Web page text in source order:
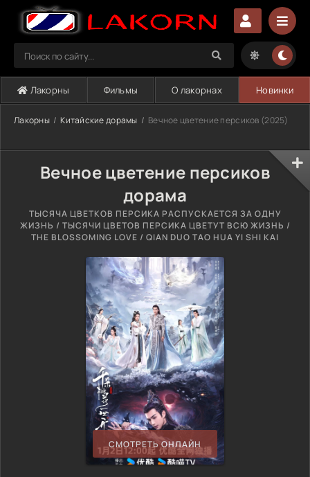
Лакорны Фильмы О лакорнах Новинки
Лакорны Китайские дорамы Вечное цветение персиков (2025)
Вечное цветение персиков
дорама
ТЫСЯЧА ЦВЕТКОВ ПЕРСИКА РАСПУСКАЕТСЯ ЗА ОДНУ
ЖИЗНЬ / ТЫСЯЧИ ЦВЕТОВ ПЕРСИКА ЦВЕТУТ ВСЮ ЖИЗНЬ /
THE BLOSSOMING LOVE / QIAN DUO TAO HUA YI SHI KAI
СМОТРЕТЬ ОНЛАЙН